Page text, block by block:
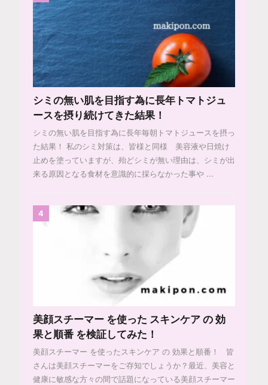
シミの無い肌を目指す為に長年トマトジュ
ースを摂り続けてきた結果！
シミの無い肌を目指す為に長年毎朝トマトジュースを摂っ
た結果！ 私のシミ対策は、皆様と同様 美容液や日焼け
止めを塗っていますが、殆どシミが無い理由は、シミが出
来る原因となる食材を意識的に採らなかった事や ...
4
美顔スチーマー を使った スキンケア の 効
果と順番 を検証してみた！
美顔スチーマー を使ったスキンケア の 効果と順番！ 皆
さんは美顔スチーマーをご存知でしょうか？最近、美容と
健康に敏感な方々の間で話題になっている美顔スチーマー